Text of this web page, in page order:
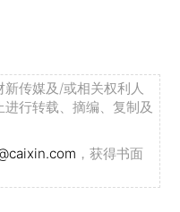
传媒及/或相关权利人
行转载、摘编、复制及
，获得书面